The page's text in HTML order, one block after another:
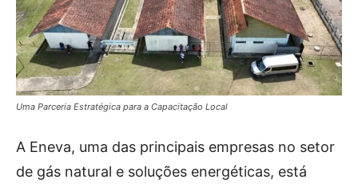
Uma Parceria Estratégica para a Capacitação Local
A Eneva, uma das principais empresas no setor
de gás natural e soluções energéticas, está